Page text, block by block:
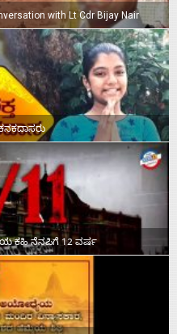
with Lt Cdr Bijay Nair
ಕಹಿ ನೆನಪಿಗೆ 12 ವರ್ಷ